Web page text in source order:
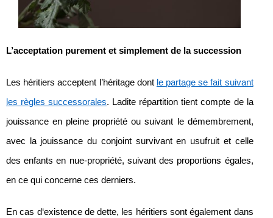
L’acceptation purement et simplement de la succession
Les héritiers acceptent l’héritage dont le partage se fait suivant
les règles successorales. Ladite répartition tient compte de la
jouissance en pleine propriété ou suivant le démembrement,
avec la jouissance du conjoint survivant en usufruit et celle
des enfants en nue-propriété, suivant des proportions égales,
en ce qui concerne ces derniers.
En cas d‘existence de dette, les héritiers sont également dans